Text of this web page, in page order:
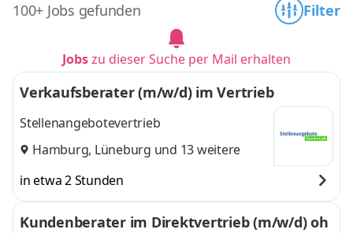
100+ Jobs gefunden Filter
Jobszu dieser Suche per Mail erhalten
Verkaufsberater (m/w/d) im Vertrieb
Stellenangebotevertrieb
Hamburg, Lüneburg und 13 weitere
in etwa 2 Stunden
Kundenberater im Direktvertrieb (m/w/d) oh